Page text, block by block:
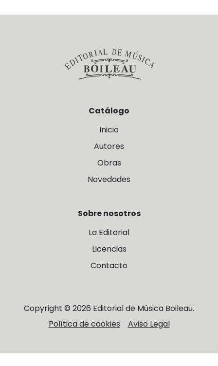
Catálogo
Inicio
Autores
Obras
Novedades
Sobre nosotros
La Editorial
Licencias
Contacto
Copyright © 2026 Editorial de Música Boileau.
Política de cookies
Aviso Legal